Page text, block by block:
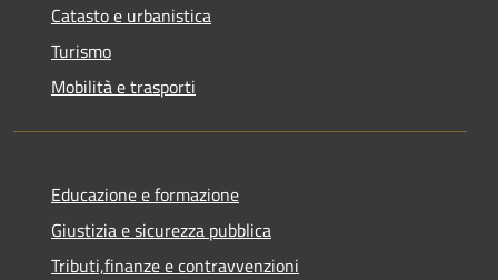
Catasto e urbanistica
Turismo
Mobilità e trasporti
Educazione e formazione
Giustizia e sicurezza pubblica
Tributi,finanze e contravvenzioni